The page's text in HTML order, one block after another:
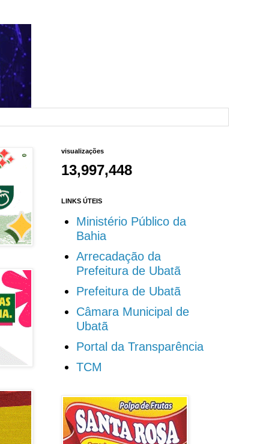
visualizações
13,997,448
LINKS ÚTEIS
Ministério Público da
Bahia
Arrecadação da
Prefeitura de Ubatã
Prefeitura de Ubatã
Câmara Municipal de
Ubatã
Portal da Transparência
TCM